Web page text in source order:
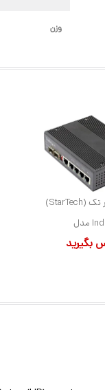
وزن
سوییچ استار تک (StarTech)
سری Industrial مدل
بگیرید